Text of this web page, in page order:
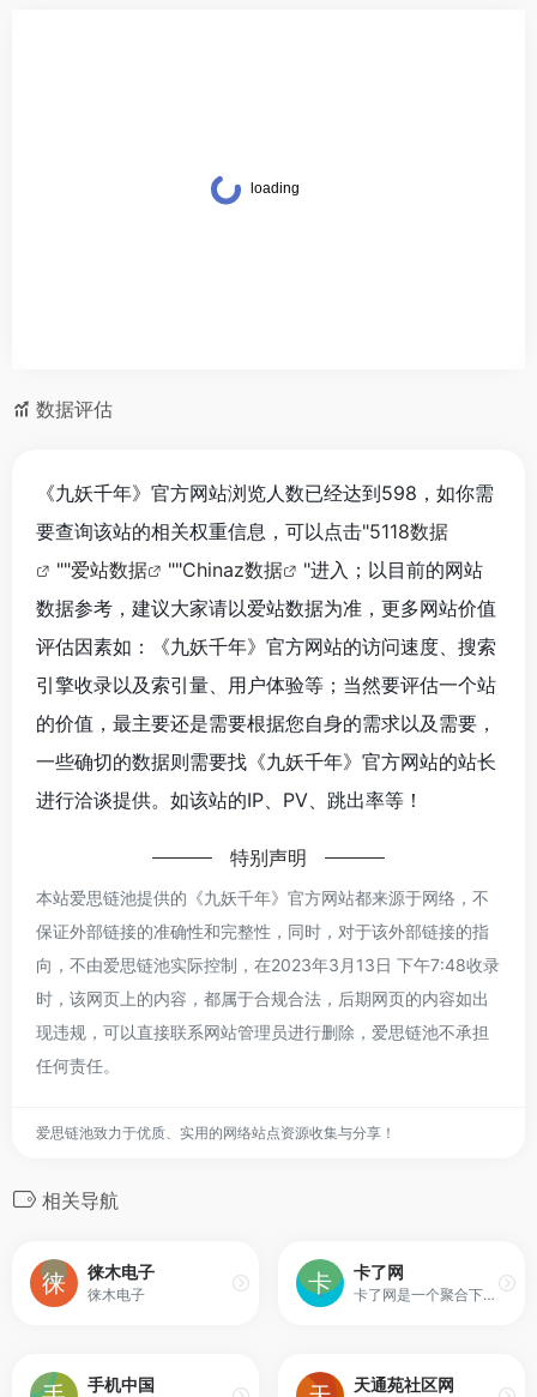
数据评估
《九妖千年》官方网站浏览人数已经达到598，如你需
要查询该站的相关权重信息，可以点击"5118数据
""爱站数据 ""Chinaz数据
"进入；以目前的网站
数据参考，建议大家请以爱站数据为准，更多网站价值
评估因素如：《九妖千年》官方网站的访问速度、搜索
引擎收录以及索引量、用户体验等；当然要评估一个站
的价值，最主要还是需要根据您自身的需求以及需要，
一些确切的数据则需要找《九妖千年》官方网站的站长
进行洽谈提供。如该站的IP、PV、跳出率等！
特别声明
本站爱思链池提供的《九妖千年》官方网站都来源于网络，不
保证外部链接的准确性和完整性，同时，对于该外部链接的指
向，不由爱思链池实际控制，在2023年3月13日 下午7:48收录
时，该网页上的内容，都属于合规合法，后期网页的内容如出
现违规，可以直接联系网站管理员进行删除，爱思链池不承担
任何责任。
爱思链池致力于优质、实用的网络站点资源收集与分享！
相关导航
徕木电子
徕木电子
卡了网
卡了网是一个聚合下载平台,包含课程学习,存储,区块链,人工智能,游戏开发,音视频,跨平台,大数据,云计算,考试认证,信息化,服务器应用,行业,数据库,安全技术,操作系统,网络技术,编程语言,移动开发等源代码实例下载平台
手机中国 天通苑社区网